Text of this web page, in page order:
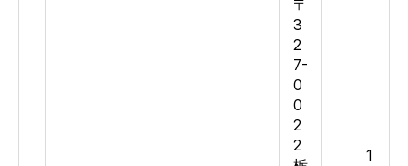
〒
3
2
7-
0
0
2
2
1